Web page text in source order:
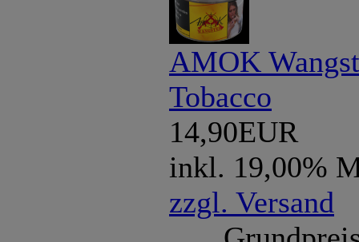
AMOK
Tobacco
14,90EUR
inkl. 19,00%
zzgl. Versand